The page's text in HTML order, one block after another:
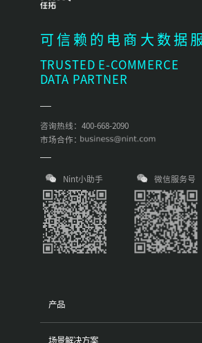
可信赖的电商大数据
TRUSTED E-COMMERCE
DATA PARTNER
咨询热线：400-668-2090
市场合作：
Nint小助手 微信服务号
产品
场景解决方案